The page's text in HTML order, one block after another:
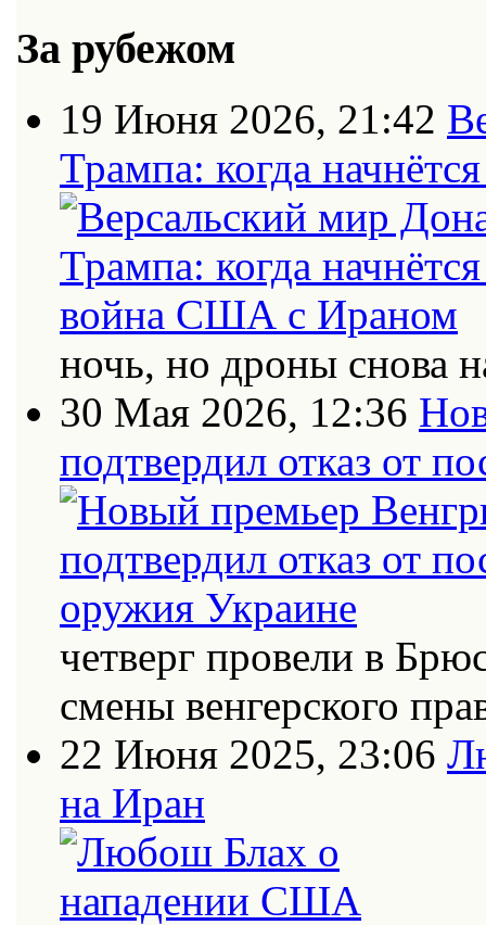
За рубежом
19 Июня 2026, 21:42
Трампа: когда
ночь, но дроны снова
30 Мая 2026, 12:36
подтвердил отказ от
четверг провели в
смены венгерского
22 Июня 2025, 23:06
на Иран